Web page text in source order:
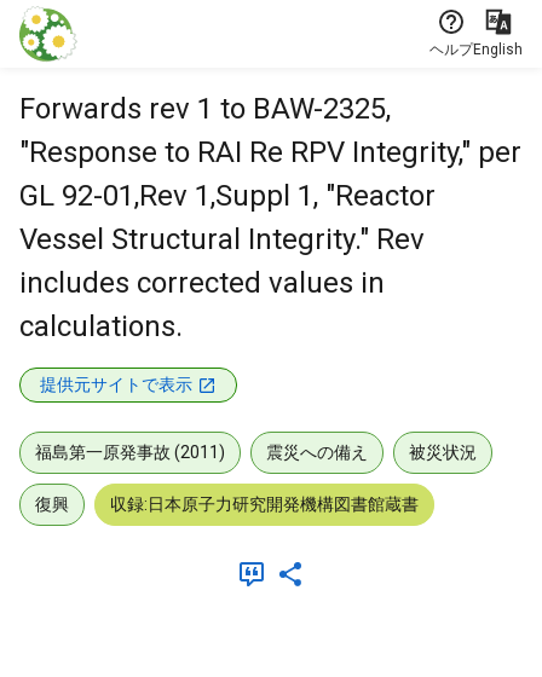
本文に飛ぶ
ヘルプEnglish
Forwards rev 1 to BAW-2325,
"Response to RAI Re RPV Integrity," per
GL 92-01,Rev 1,Suppl 1, "Reactor
Vessel Structural Integrity." Rev
includes corrected values in
calculations.
提供元サイトで表示
福島第一原発事故 (2011) 震災への備え 被災状況
復興 収録:日本原子力研究開発機構図書館蔵書